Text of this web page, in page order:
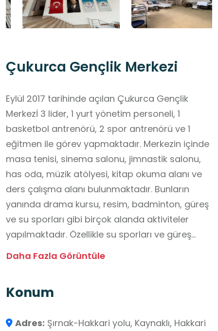
Çukurca Gençlik Merkezi
Eylül 2017 tarihinde açılan Çukurca Gençlik
Merkezİ 3 lider, 1 yurt yönetim personeli, 1
basketbol antrenörü, 2 spor antrenörü ve 1
eğitmen ile görev yapmaktadır. Merkezin içinde
masa tenisi, sinema salonu, jimnastik salonu,
has oda, müzik atölyesi, kitap okuma alanı ve
ders çalışma alanı bulunmaktadır. Bunların
yanında drama kursu, resim, badminton, güreş
ve su sporları gibi birçok alanda aktiviteler
yapılmaktadır. Özellikle su sporları ve güreş
alanlarında hem il hem de bölge bazında
gençlerinin ilgi odağı haline gelmiştir.
Daha Fazla Görüntüle
Konum
Adres: Şırnak-Hakkari yolu, Kaynaklı, Hakkari